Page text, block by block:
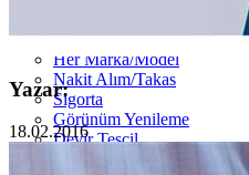
Garanti ve 7/24 Yol Yardımı
14 Günde Değişim
Her Marka/Model
Nakit Alım/Takas
Sigorta
Görünüm Yenileme
Devir Tescil
Yazar:
18.02.2016